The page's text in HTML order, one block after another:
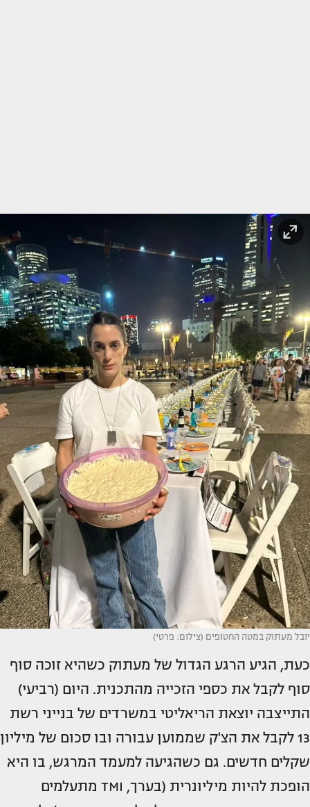
יובל מעתוק במטה החטופים (צילום: פרטי)
כעת, הגיע הרגע הגדול של מעתוק כשהיא זוכה סוף
סוף לקבל את כספי הזכייה מהתכנית. היום (רביעי)
התייצבה יוצאת הריאליטי במשרדים של בנייני רשת
13 לקבל את הצ'ק שממוען עבורה ובו סכום של מיליון
שקלים חדשים. גם כשהגיעה למעמד המרגש, בו היא
הופכת להיות מיליונרית (בערך, TMI מתעלמים